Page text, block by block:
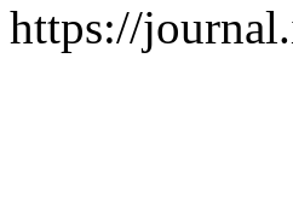
https://